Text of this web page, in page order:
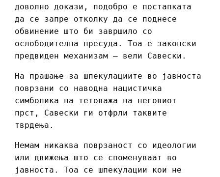
доволно докази, подобро е постапката
да се запре отколку да се поднесе
обвинение што би завршило со
ослободителна пресуда. Тоа е законски
предвиден механизам – вели Савески.
На прашање за шпекулациите во јавноста
поврзани со наводна нацистичка
симболика на тетоважа на неговиот
прст, Савески ги отфрли таквите
тврдења.
Немам никаква поврзаност со идеологии
или движења што се споменуваат во
јавноста. Тоа се шпекулации кои не